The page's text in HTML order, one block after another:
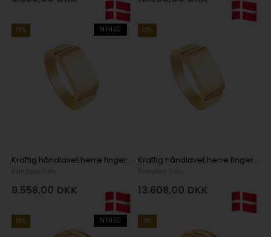
NYHED
19%
Kraftig håndlavet herre fingerring i 8 kt guld
9.558,00 DKK
19%
Kraftig håndlavet herre fingerring i 14 kt guld
13.608,00 DKK
NYHED
19% 19%